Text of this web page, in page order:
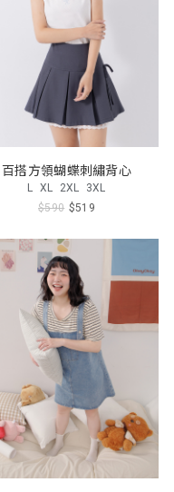
百搭方領蝴蝶刺繡背心
L XL 2XL 3XL
$590 $519